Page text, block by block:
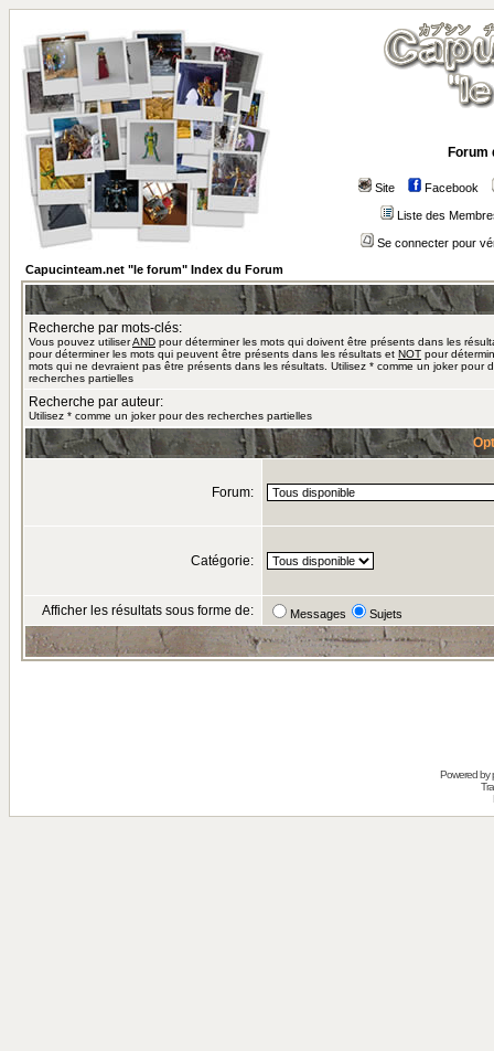
Forum
Site Facebook
Liste des
Se connecter pour
Capucinteam.net "le forum" Index du Forum
Recherche par mots-clés:
Vous pouvez utiliserAND pour déterminer les mots qui doivent être présents dans les
pour déterminer les mots qui peuvent être présents dans les résultats et NOT pour
mots qui ne devraient pas être présents dans les résultats. Utilisez * comme un joker pour
recherches partielles
Recherche par auteur:
Utilisez * comme un joker pour des recherches partielles
Forum:
Catégorie:
Afficher les résultats sous forme de: Messages Sujets
Powered by